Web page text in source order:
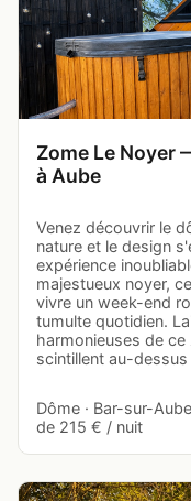
Zome Le Noyer
à Aube
Venez découvrir le
nature et le design
expérience
majestueux noyer,
vivre un week-end
tumulte quotidien.
harmonieuses de
scintillent au-
Dôme · Bar-sur-
de 215 € / nuit